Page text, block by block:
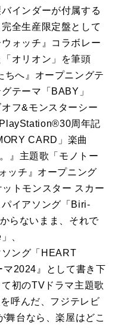
インダーが付属する
全生産限定盤として
ォッチ』コラボレー
オリオン」を筆頭
ちへ』オープニングテ
テーマ「BABY」
フ&モンスターシー
周年記
CARD」楽曲
』主題歌「モノトー
ッチ』オープニング
トモンスター スカー
イアソング「Biri-
らないまま、それで
、
ング「HEART
2024』として書き下
初のTVドラマ主題歌
呼んだ、フジテレビ
舞台なら、楽屋はどこ